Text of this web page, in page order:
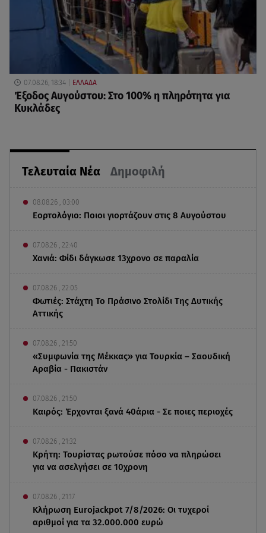
Τελευταία Νέα Δημοφιλή
08.08.26 , 03:00
Εορτολόγιο: Ποιοι γιορτάζουν στις 8 Αυγούστου
07.08.26 , 22:40
Χανιά: Φίδι δάγκωσε 13χρονο σε παραλία
07.08.26 , 22:05
Φωτιές: Στάχτη Το Πράσινο Στολίδι Της Δυτικής
Αττικής
07.08.26 , 21:50
«Συμφωνία της Μέκκας» για Τουρκία – Σαουδική
Αραβία - Πακιστάν
07.08.26 , 21:50
Καιρός: Έρχονται ξανά 40άρια - Σε ποιες περιοχές
07.08.26 , 21:32
Κρήτη: Τουρίστας ρωτούσε πόσο να πληρώσει
για να ασελγήσει σε 10χρονη
07.08.26 , 21:17
Κλήρωση Eurojackpot 7/8/2026: Οι τυχεροί
αριθμοί για τα 32.000.000 ευρώ
07.08.26, 18:34 ΕΛΛΑΔΑ
Έξοδος Αυγούστου: Στο 100% η πληρότητα για
Κυκλάδες